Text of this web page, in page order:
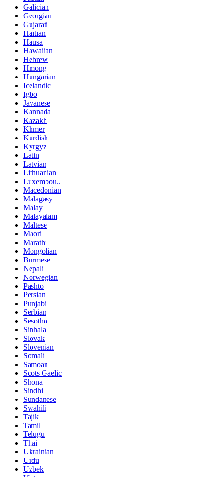
Galician
Georgian
Gujarati
Haitian
Hausa
Hawaiian
Hebrew
Hmong
Hungarian
Icelandic
Igbo
Javanese
Kannada
Kazakh
Khmer
Kurdish
Kyrgyz
Latin
Latvian
Lithuanian
Luxembou..
Macedonian
Malagasy
Malay
Malayalam
Maltese
Maori
Marathi
Mongolian
Burmese
Nepali
Norwegian
Pashto
Persian
Punjabi
Serbian
Sesotho
Sinhala
Slovak
Slovenian
Somali
Samoan
Scots Gaelic
Shona
Sindhi
Sundanese
Swahili
Tajik
Tamil
Telugu
Thai
Ukrainian
Urdu
Uzbek